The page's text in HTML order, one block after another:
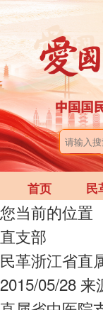
首页 民
您当前的位置
直支部
民革浙江省直
2015/05/28 来